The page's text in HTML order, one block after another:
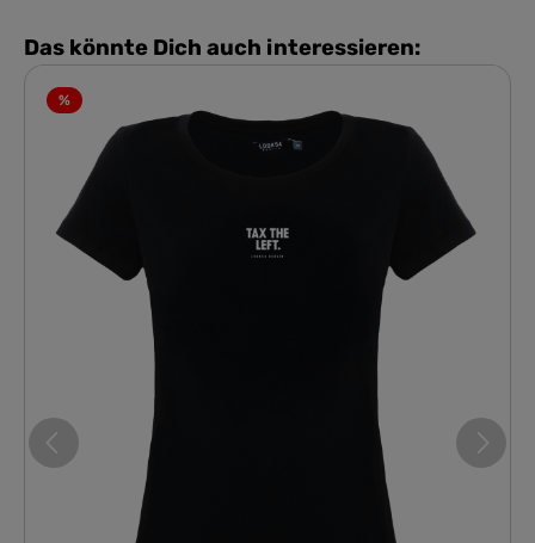
Das könnte Dich auch interessieren:
%